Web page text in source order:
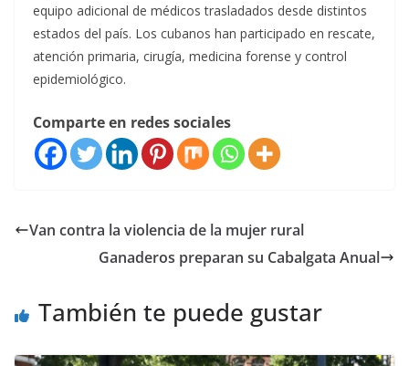
equipo adicional de médicos trasladados desde distintos
estados del país. Los cubanos han participado en rescate,
atención primaria, cirugía, medicina forense y control
epidemiológico.
Comparte en redes sociales
Van contra la violencia de la mujer rural
Ganaderos preparan su Cabalgata Anual
También te puede gustar